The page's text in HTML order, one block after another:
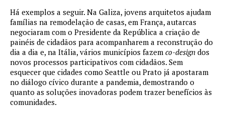
Há exemplos a seguir. Na Galiza, jovens arquitetos ajudam
famílias na remodelação de casas, em França, autarcas
negociaram com o Presidente da República a criação de
painéis de cidadãos para acompanharem a reconstrução do
dia a dia e, na Itália, vários municípios fazem co-design dos
novos processos participativos com cidadãos. Sem
esquecer que cidades como Seattle ou Prato já apostaram
no diálogo cívico durante a pandemia, demostrando o
quanto as soluções inovadoras podem trazer benefícios às
comunidades.